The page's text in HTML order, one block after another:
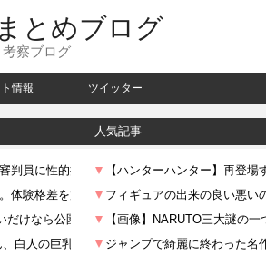
とめブログ
察ブログ
情報 ツイッター
人気記事